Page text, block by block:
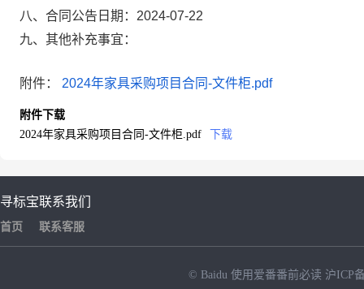
八、合同公告日期：2024-07-22
九、其他补充事宜：
附件： 2024年家具采购项目合同-文件柜.pdf
附件下载
2024年家具采购项目合同-文件柜.pdf
下载
寻标宝
首页
联系我们
联系客服
© Baidu 使用爱番番前必读 沪ICP